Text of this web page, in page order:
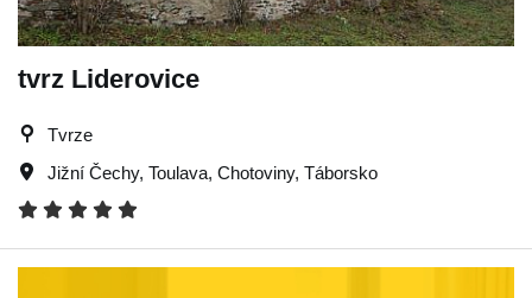
tvrz Liderovice
Tvrze
Jižní Čechy, Toulava, Chotoviny, Táborsko